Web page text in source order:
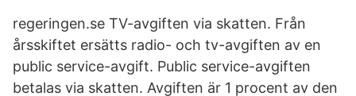
regeringen.se TV-avgiften via skatten. Från
årsskiftet ersätts radio- och tv-avgiften av en
public service-avgift. Public service-avgiften
betalas via skatten. Avgiften är 1 procent av den